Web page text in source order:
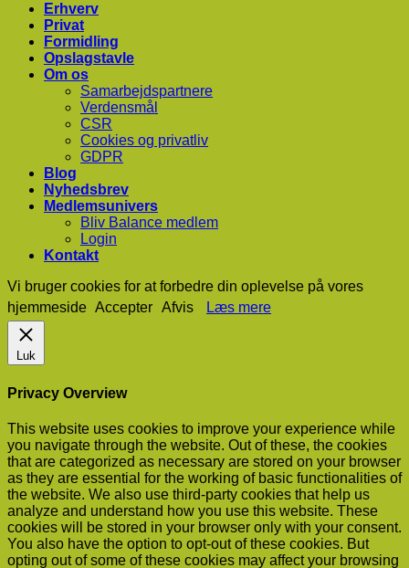
Erhverv
Privat
Formidling
Opslagstavle
Om os
Samarbejdspartnere
Verdensmål
CSR
Cookies og privatliv
GDPR
Blog
Nyhedsbrev
Medlemsunivers
Bliv Balance medlem
Login
Kontakt
Vi bruger cookies for at forbedre din oplevelse på vores
hjemmeside Accepter Afvis Læs mere
Luk
Privacy Overview
This website uses cookies to improve your experience while
you navigate through the website. Out of these, the cookies
that are categorized as necessary are stored on your browser
as they are essential for the working of basic functionalities of
the website. We also use third-party cookies that help us
analyze and understand how you use this website. These
cookies will be stored in your browser only with your consent.
You also have the option to opt-out of these cookies. But
opting out of some of these cookies may affect your browsing